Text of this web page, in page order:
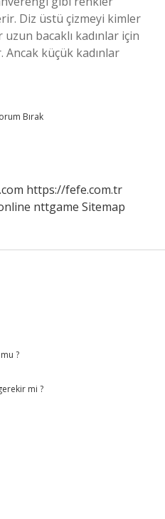
Diz üstü çizmeyi kimler
bacaklı kadınlar için
küçük kadınlar
Bırak
https://fefe.com.tr
nttgame Sitemap
?
mi ?